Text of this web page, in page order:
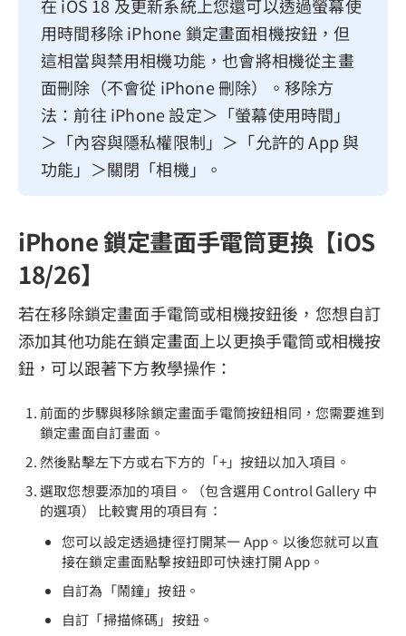
在 iOS 18 及更新系統上您還可以透過螢幕使
用時間移除 iPhone 鎖定畫面相機按鈕，但
這相當與禁用相機功能，也會將相機從主畫
面刪除（不會從 iPhone 刪除）。移除方
法：前往 iPhone 設定＞「螢幕使用時間」
＞「內容與隱私權限制」＞「允許的 App 與
功能」＞關閉「相機」。
iPhone 鎖定畫面手電筒更換【iOS
18/26】
若在移除鎖定畫面手電筒或相機按鈕後，您想自訂
添加其他功能在鎖定畫面上以更換手電筒或相機按
鈕，可以跟著下方教學操作：
前面的步驟與移除鎖定畫面手電筒按鈕相同，您需要進到
鎖定畫面自訂畫面。
然後點擊左下方或右下方的「+」按鈕以加入項目。
選取您想要添加的項目。（包含選用 Control Gallery 中
的選項） 比較實用的項目有：
您可以設定透過捷徑打開某一 App。以後您就可以直
接在鎖定畫面點擊按鈕即可快速打開 App。
自訂為「鬧鐘」按鈕。
自訂「掃描條碼」按鈕。